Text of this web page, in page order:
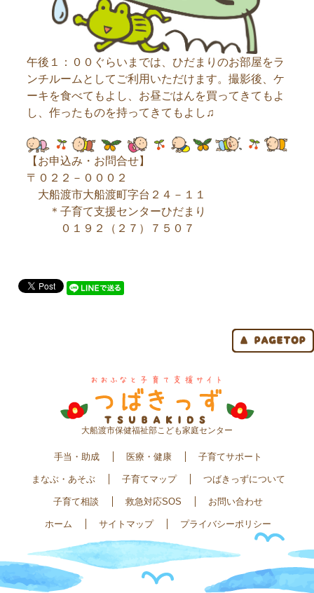
午後１：００ぐらいまでは、ひだまりのお部屋をラ
ンチルームとしてご利用いただけます。撮影後、ケ
ーキを食べてもよし、お昼ごはんを買ってきてもよ
し、作ったものを持ってきてもよし♫
【お申込み・お問合せ】
〒０２２－０００２
大船渡市大船渡町字台２４－１１
＊子育て支援センターひだまり
０１９２（２７）７５０７
大船渡市保健福祉部こども家庭センター
手当・助成 医療・健康 子育てサポート
まなぶ・あそぶ 子育てマップ つばきっずについて
子育て相談 救急対応SOS お問い合わせ
ホーム サイトマップ プライバシーポリシー